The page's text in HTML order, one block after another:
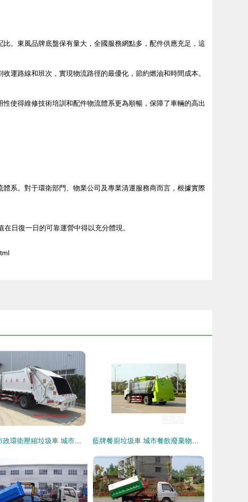
。東風品牌底盤保有量大，全國服務網點多，配件供應充足，這
運路線和班次，實現物流路徑的最優化，節約燃油和時間成本。
使得維修技術培訓和配件物流體系更為順暢，保障了車輛的高出
系。對于環衛部門、物業公司及專業清運服務商而言，根據實際
日復一日的可靠運營中得以充分體現。